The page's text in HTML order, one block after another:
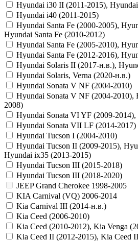
Hyundai i30 II (2011-2015),
Hyundai i40 (2011-2015)
Hyundai Santa Fe (2000-2005),
Hyundai Santa Fe (2010-2012)
Hyundai Santa Fe (2005-2010),
Hyundai Santa Fe (2012-2016),
Hyundai Solaris II (2017-н.в.),
Hyundai Solaris, Verna (2020-н.в.)
Hyundai Sonata V NF (2004-2010)
Hyundai Sonata V NF (2004-2010),
2008)
Hyundai Sonata VI YF (2009-
Hyundai Sonata VII LF (2014-2017)
Hyundai Tucson I (2004-2010)
Hyundai Tucson II (2009-2015),
Hyundai ix35 (2013-2015)
Hyundai Tucson III (2015-2018)
Hyundai Tucson III (2018-2020)
JEEP Grand Cherokee 1998-2005
KIA Carnival (VQ) 2006-2014
Kia Carnival III (2014-н.в.)
Kia Ceed (2006-2010)
Kia Ceed (2010-2012), Kia Venga
Kia Ceed II (2012-2015), Kia Ceed